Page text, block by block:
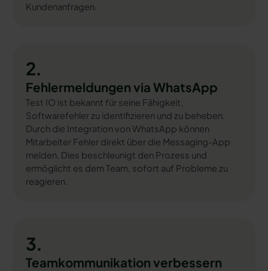
Kundenanfragen.
2.
Fehlermeldungen via WhatsApp
Test IO ist bekannt für seine Fähigkeit,
Softwarefehler zu identifizieren und zu beheben.
Durch die Integration von WhatsApp können
Mitarbeiter Fehler direkt über die Messaging-App
melden. Dies beschleunigt den Prozess und
ermöglicht es dem Team, sofort auf Probleme zu
reagieren.
3.
Teamkommunikation verbessern